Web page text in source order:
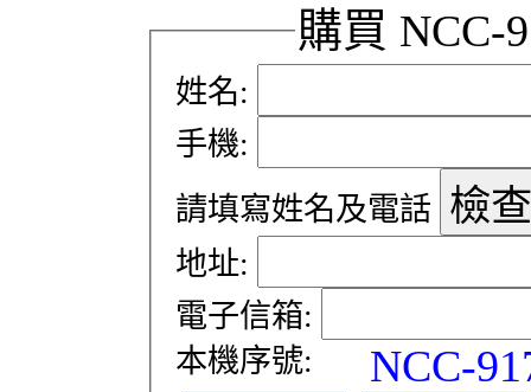
購買 NCC-
姓名:
手機:
請填寫姓名及電話
地址:
電子信箱:
NCC-
本機序號: